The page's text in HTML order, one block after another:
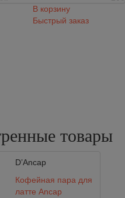
В корзину
Быстрый заказ
товары
D’Ancap
Кофейная пара для
латте Ancap